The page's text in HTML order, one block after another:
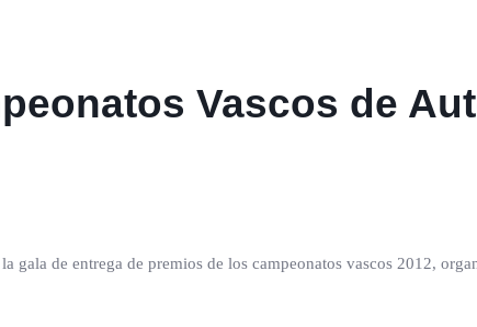
Vascos de
de entrega de premios de los campeonatos vascos 2012,